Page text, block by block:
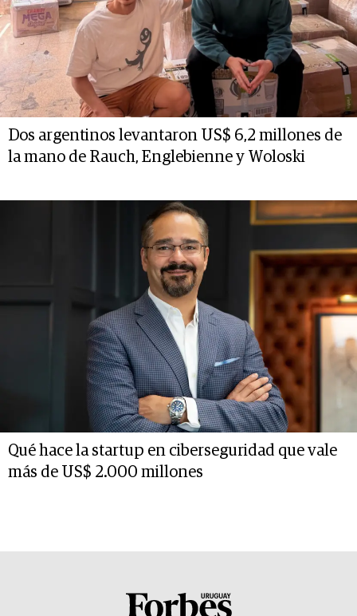
Dos argentinos levantaron US$ 6,2 millones de
la mano de Rauch, Englebienne y Woloski
Qué hace la startup en ciberseguridad que vale
más de US$ 2.000 millones